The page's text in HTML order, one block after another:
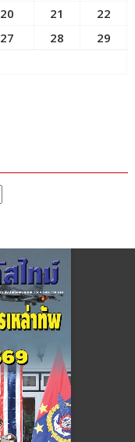
20 21
22
27 28
29